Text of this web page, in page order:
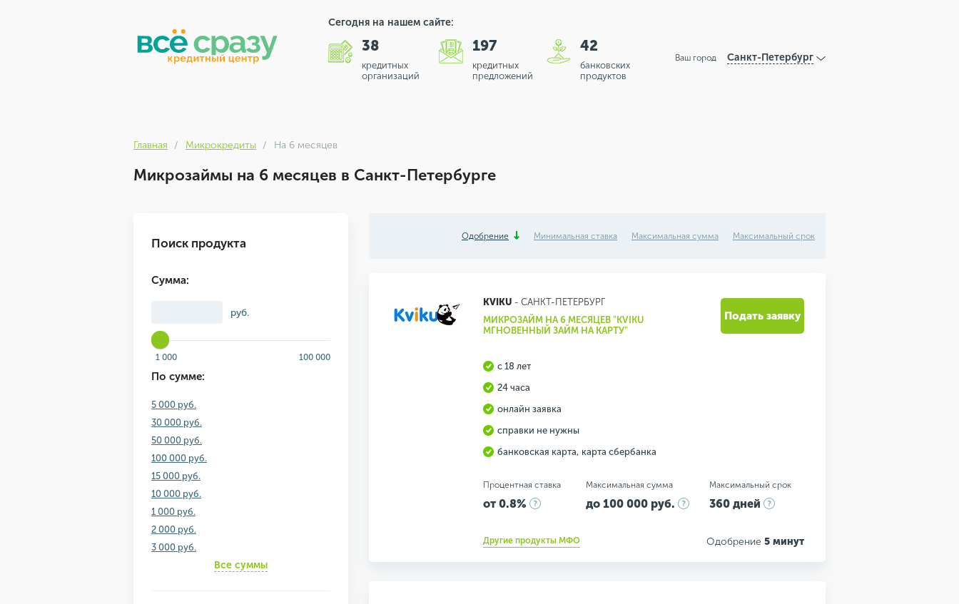
Сегодня на нашем сайте:
38
кредитных
организаций
197
кредитных
предложений
42
банковских
продуктов
Ваш город Санкт-Петербург
Главная Микрокредиты На 6 месяцев
Микрозаймы на 6 месяцев в Санкт-Петербурге
Поиск продукта
Сумма:
руб.
1 000 100 000
По сумме:
5 000 руб.
30 000 руб.
50 000 руб.
100 000 руб.
15 000 руб.
10 000 руб.
1 000 руб.
2 000 руб.
3 000 руб.
Все суммы
Одобрение Минимальная ставка Максимальная сумма Максимальный срок
KVIKU - САНКТ-ПЕТЕРБУРГ
МИКРОЗАЙМ НА 6 МЕСЯЦЕВ "KVIKU
МГНОВЕННЫЙ ЗАЙМ НА КАРТУ"
с 18 лет
24 часа
онлайн заявка
справки не нужны
банковская карта, карта сбербанка
Процентная ставка
от 0.8%
Максимальная сумма
до 100 000 руб.
Максимальный срок
360 дней
Другие продукты МФО Одобрение 5 минут
Подать заявку